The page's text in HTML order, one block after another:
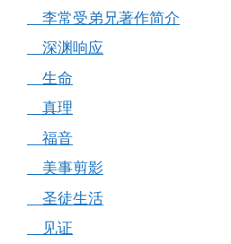
李常受弟兄著作简介
深渊响应
生命
真理
福音
美事剪影
圣徒生活
见证